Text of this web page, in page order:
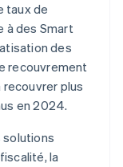
taux de
à des Smart
des
recouvrement
plus
en 2024.
solutions
la